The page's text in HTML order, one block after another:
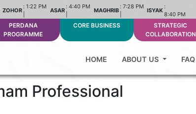
ZOHOR
: 1:22 PM
ASAR
: 4:40 PM
MAGHRIB
: 7:28 PM
ISYAK
:
8:40 PM
PERDANA
PROGRAMME
CORE BUSINESS
STRATEGIC
COLLABORATION
HOME ABOUT US FAQ
Professional